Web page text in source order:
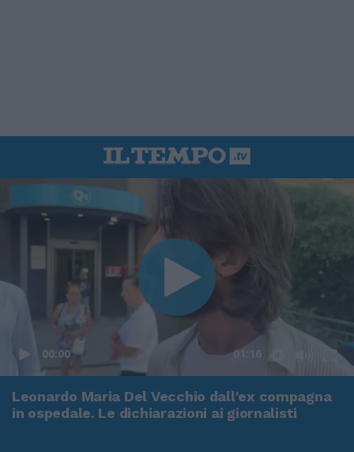
00:00 01:16
Leonardo Maria Del Vecchio dall'ex compagna
in ospedale. Le dichiarazioni ai giornalisti